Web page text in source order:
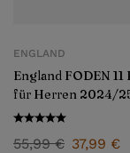
ENGLAND
England FODEN
für Herren 2024/
55,99€ 37,99 €